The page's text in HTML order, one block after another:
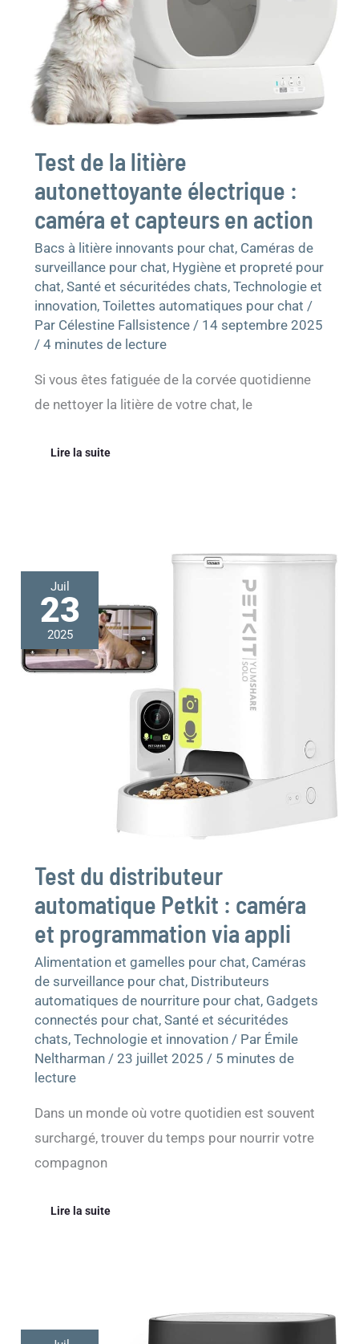
Test de la litière
autonettoyante électrique :
caméra et capteurs en action
Bacs à litière innovants pour chat, Caméras de
surveillance pour chat, Hygiène et propreté pour
chat,Santé et sécuritédes chats,Technologie et
innovation,Toilettes automatiques pour chat /
Par Célestine Fallsistence / 14 septembre 2025
/4 minutes de lecture
Si vous êtes fatiguée de la corvée quotidienne
de nettoyer la litière de votre chat, le
action
Lire la suite
Juil
23
2025
Test du distributeur
automatique Petkit : caméra
et programmation via appli
Alimentation et gamelles pour chat, Caméras
de surveillance pour chat, Distributeurs
automatiques de nourriture pour chat, Gadgets
connectés pour chat,Santé et sécuritédes
chats,Technologie et innovation / Par Émile
Neltharman /23 juillet 2025 / 5 minutes de
lecture
Dans un monde où votre quotidien est souvent
surchargé, trouver du temps pour nourrir votre
compagnon
du
distributeur
automatique
Petkit
:
caméra
Lire la suite
Test